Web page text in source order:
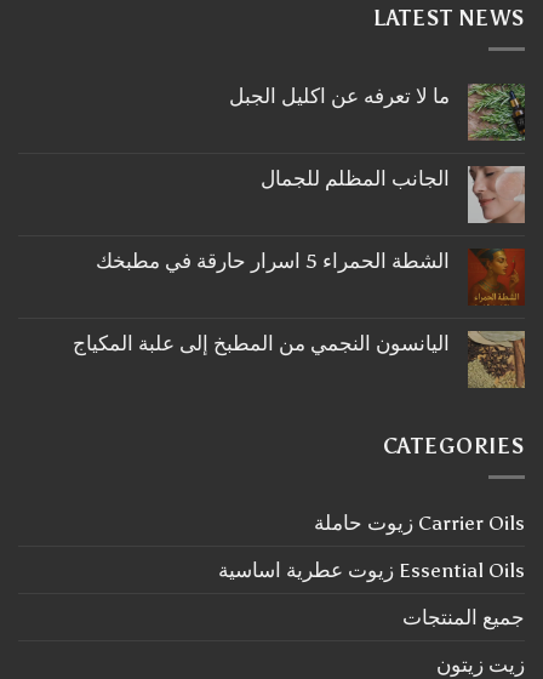
LATEST NEWS
ما لا تعرفه عن اكليل الجبل
على
ما
اكليل
الجبل
الجانب المظلم للجمال
على
الجانب
الشطة الحمراء 5 اسرار حارقة في مطبخك
على
الشطة
في
مطبخك
اليانسون النجمي من المطبخ إلى علبة المكياج
اليانسون
النجمي
علبة
المكياج
CATEGORIES
Carrier Oils زيوت حاملة
Essential Oils زيوت عطرية اساسية
جميع المنتجات
زيت زيتون